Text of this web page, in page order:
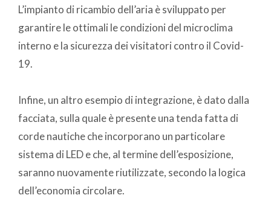
L’impianto di ricambio dell’aria è sviluppato per
garantire le ottimali le condizioni del microclima
interno e la sicurezza dei visitatori contro il Covid-
19.
Infine, un altro esempio di integrazione, è dato dalla
facciata, sulla quale è presente una tenda fatta di
corde nautiche che incorporano un particolare
sistema di LED e che, al termine dell’esposizione,
saranno nuovamente riutilizzate, secondo la logica
dell’economia circolare.